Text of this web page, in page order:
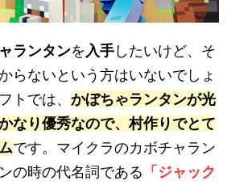
ランタンを 入手したいけど、そ
らないという方はいないでしょ
トでは、 かぼちゃランタンが光
なり優秀なので、村作りでとて
です。マイクラのカボチャラン
の時の代名詞である 「ジャック